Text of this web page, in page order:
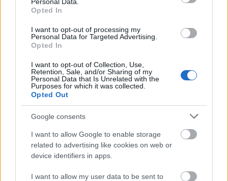
Opted In
I want to opt-out of processing my
Personal Data for Targeted Advertising.
Opted In
I want to opt-out of Collection, Use,
Retention, Sale, and/or Sharing of my
Personal Data that Is Unrelated with the
Purposes for which it was collected.
Opted Out
Google consents
I want to allow Google to enable storage
related to advertising like cookies on web or
device identifiers in apps.
I want to allow my user data to be sent to
a két alkotónak, magas, becses kitüntetésnek
szellemi élet értékes részévé vált.
Porcelánmanufaktúra ajándékát, Balassi
porcelán mellszobrát is átvehették, amelyet
Simon Attila vezérigazgató adott át.
Az 1997-ben alapított díj bírálóbizottságának
elnöke Makovecz Imre építész, a kuratórium
alapító tagjai közé tartozik Lőcsei Gabriella,
Ladocsi Gáspár, Molnár Pál, Rubovszky